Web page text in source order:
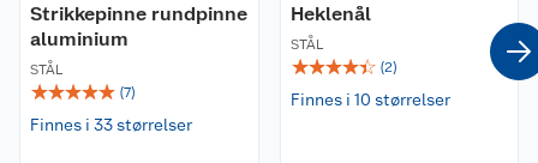
Strikkepinne rundpinne
aluminium
STÅL
☆☆☆☆☆ (7)
Finnes i 33 størrelser
Heklenål
STÅL
☆☆☆☆☆ (2)
Finnes i 10 størrelser